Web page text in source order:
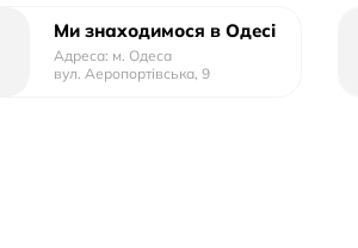
Ми знаходимося в Одесі
Адреса: м. Одеса
вул. Аеропортівська, 9